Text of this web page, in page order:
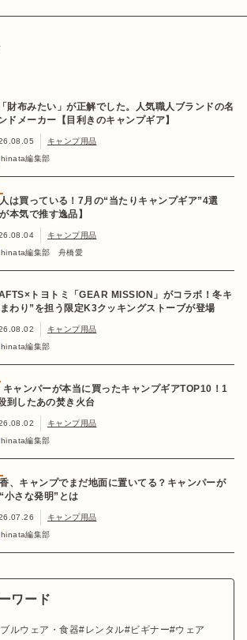
財布みたい」が正解でした。人気職人ブランドの名
ドメーカー【目利きのキャンプギア】
キャンプ用品
hinata編集部
は買っている！7月の“当たりキャンプギア”4選
本気で推す逸品】
キャンプ用品
hinata編集部 舟橋愛
トヨトミ「GEAR MISSION」がコラボ！冬キ
わり”を担う限定K3クッキングストーブが登場
キャンプ用品
hinata編集部
キャンパーが本当に買ったキャンプギアTOP10！1
到したあの焚き火台
キャンプ用品
hinata編集部
、キャンプでまだ地面に置いてる？キャンパーが
小さな発明”とは
キャンプ用品
hinata編集部
ワード
ルウェア・食器 レンタル ビギナー
ウェア